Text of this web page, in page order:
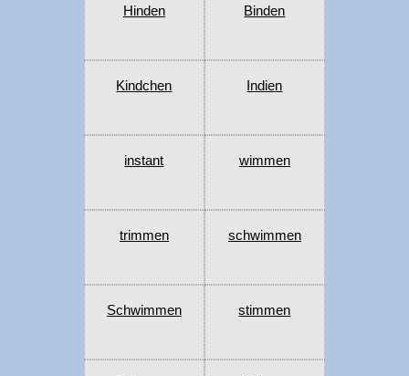
Hinden Binden
Kindchen Indien
instant wimmen
trimmen schwimmen
Schwimmen stimmen